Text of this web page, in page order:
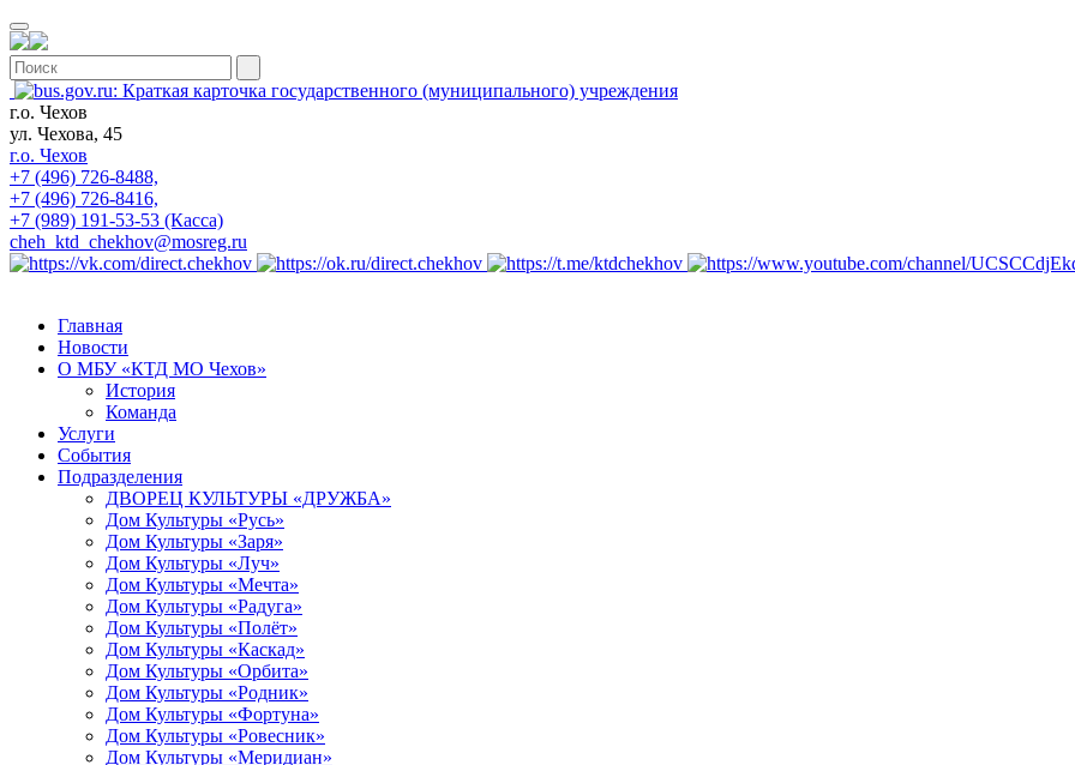
г.о. Чехов
ул. Чехова, 45
г.о. Чехов
+7 (496) 726-8488,
+7 (496) 726-8416,
+7 (989) 191-53-53 (Касса)
cheh_ktd_chekhov@mosreg.ru
Главная
Новости
О МБУ «КТД МО Чехов»
История
Команда
Услуги
События
Подразделения
ДВОРЕЦ КУЛЬТУРЫ «ДРУЖБА»
Дом Культуры «Русь»
Дом Культуры «Заря»
Дом Культуры «Луч»
Дом Культуры «Мечта»
Дом Культуры «Радуга»
Дом Культуры «Полёт»
Дом Культуры «Каскад»
Дом Культуры «Орбита»
Дом Культуры «Родник»
Дом Культуры «Фортуна»
Дом Культуры «Ровесник»
Дом Культуры «Меридиан»